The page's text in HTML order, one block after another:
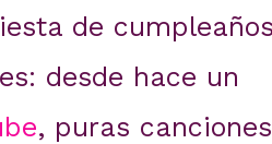
de
desde hace un
, puras canciones